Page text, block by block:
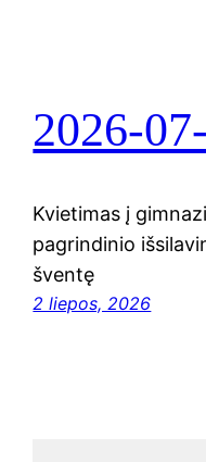
2026-
Kvietimas į
pagrindinio
šventę
2 liepos, 2026